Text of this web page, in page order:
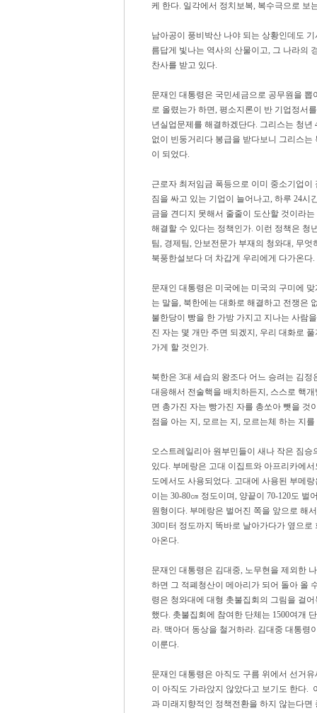
케 한다. 일각에서 정치보복, 복수극으로 보
남아공이 풍비박산 나야 되는 상황인데도
름답게 빛나는 역사의 산물이고, 그 나라의
찬사를 받고 있다.
문재인 대통령은 국민세금으로 공무원을
로 올렸는가 하면, 평소지론이 반 기업정서
년실업문제를 해결하겠단다. 그리스는 청
없이 빈둥거리다 봉급을 받다보니 그리스
이 되었다.
근로자 최저임금 폭등으로 이미 중소기업
짐을 싸고 있는 기업이 늘어나고, 하루 24
금을 견디지 못해서 줄줄이 도산할 것이라
해결할 수 있다는 정책인가. 이런 정책은 청
팀, 경제팀, 안보전문가 부재의 청와대, 무
북풍한설보다 더 차갑게 우리에게 다가온다.
문재인 대통령은 미국에는 미국의 구미에
는 말을, 북한에는 대화로 해결하고 전쟁은
불한당이 빵을 한 가방 가지고 지나는 사람
진 자는 몇 개만 주면 되겠지, 우리 대화로
가게 할 것인가.
북한은 3대 세습의 왕조다 어느 승려는 김
대응해서 전술핵을 배치하든지, 스스로 핵
면 총가진 자는 빵가진 자를 총쏘아 뺏을 것
점을 아는 지, 모르는 지, 모르는체 하는 지
오스트레일리아 원부민들이 새나 작은 짐승
있다. 부메랑은 고대 이집트와 아프리카에
도에서도 사용되었다. 고대에 사용된 부메
이는 30-80㎝ 정도이며, 양끝이 70-120도
원형이다. 부메랑은 벌어진 쪽을 앞으로 해
30미터 정도까지 똑바로 날아가다가 옆으
아온다.
문재인 대통령은 김대중, 노무현을 제외한
하면 그 적폐청산이 메아리가 되어 돌아 올
령은 청와대에 대형 촛불집회의 그림을 걸
했다. 촛불집회에 참여한 단체는 1500여개
라. 맥아더 동상을 철거하라. 김대중 대통령
이룬다.
문재인 대통령은 아직도 구름 위에서 선거
이 아직도 가라앉지 않았다고 보기도 한다.
과 미래지향적인 정책전환을 하지 않는다면